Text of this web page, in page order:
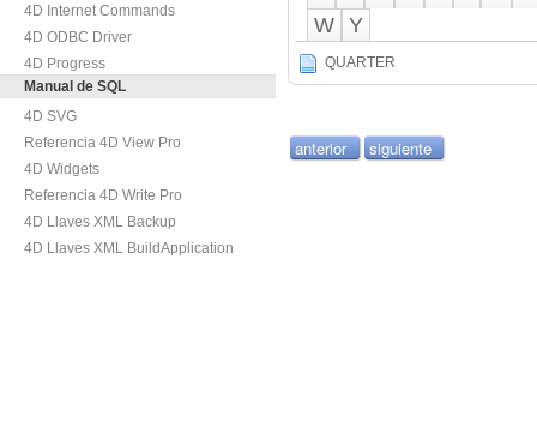
4D Internet Commands
4D ODBC Driver
4D Progress
Manual de SQL
4D SVG
Referencia 4D View Pro
4D Widgets
Referencia 4D Write Pro
4D Llaves XML Backup
4D Llaves XML BuildApplication
W Y
QUARTER
anterior siguiente